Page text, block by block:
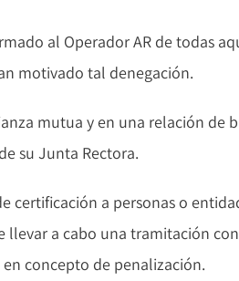
al Operador AR de
motivado tal denegación.
mutua y en una relación de
su Junta Rectora.
certificación a personas o
a cabo una tramitación
en concepto de penalización.